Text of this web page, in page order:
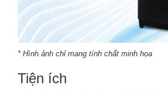
* Hình ảnh chỉ mang tính chất minh họa
Tiện ích